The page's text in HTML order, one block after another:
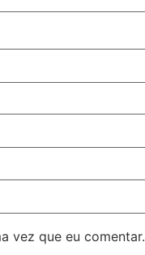
vez que eu comentar.